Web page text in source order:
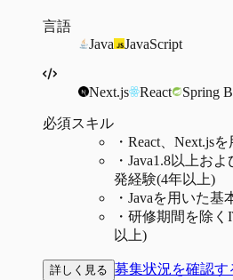
言語
Java
JavaScript
Next.js React Spring
必須スキル
・ React、Next.js
・ Java1.8以上お
発経験(4年以上)
・ Javaを用いた基
・ 研修期間を除く
以上)
詳しく見る 募集状況を確認す